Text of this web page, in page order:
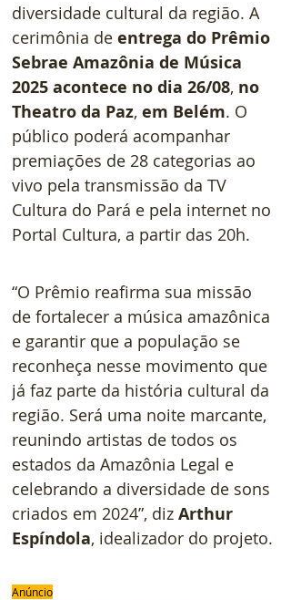
diversidade cultural da região. A
cerimônia de entrega do Prêmio
Sebrae Amazônia de Música
2025 acontece no dia 26/08, no
Theatro da Paz, em Belém. O
público poderá acompanhar
premiações de 28 categorias ao
vivo pela transmissão da TV
Cultura do Pará e pela internet no
Portal Cultura, a partir das 20h.
“O Prêmio reafirma sua missão
de fortalecer a música amazônica
e garantir que a população se
reconheça nesse movimento que
já faz parte da história cultural da
região. Será uma noite marcante,
reunindo artistas de todos os
estados da Amazônia Legal e
celebrando a diversidade de sons
criados em 2024”, diz Arthur
Espíndola, idealizador do projeto.
Anúncio